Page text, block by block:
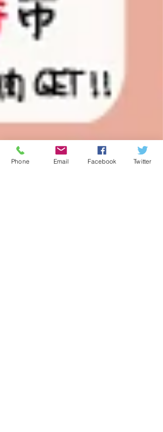
Phone Email Facebook Twitter